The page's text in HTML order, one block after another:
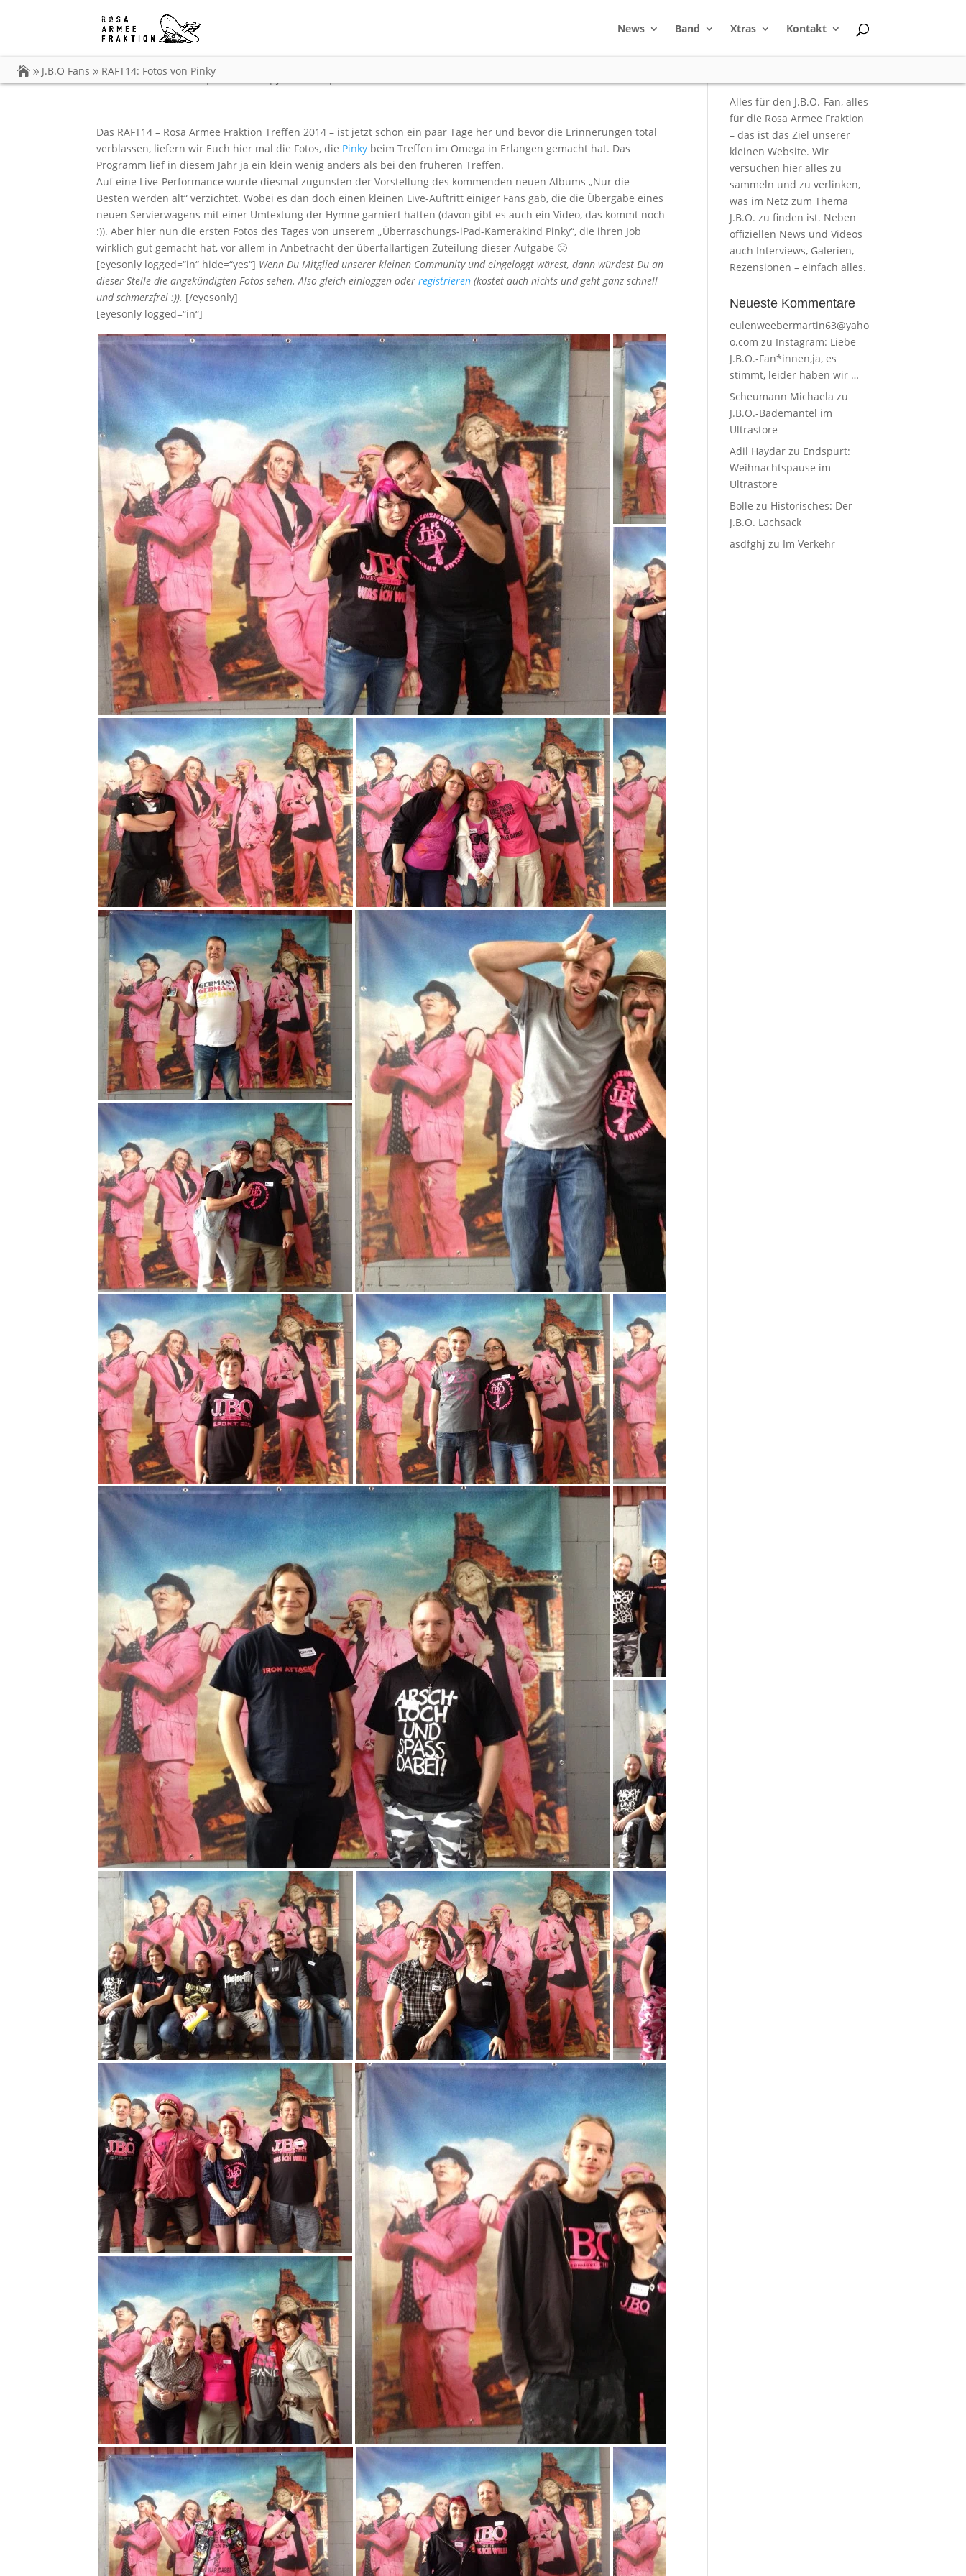
News Band Xtras Kontakt
J.B.O Fans RAFT14: Fotos von Pinky
RAFT14: Fotos von Pinky
von Carsten Dobschat|06.07.2014
Das RAFT14 – Rosa Armee Fraktion Treffen 2014 – ist jetzt schon ein paar Tage her und bevor die Erinnerungen total
verblassen, liefern wir Euch hier mal die Fotos, die Pinky beim Treffen im Omega in Erlangen gemacht hat. Das
Programm lief in diesem Jahr ja ein klein wenig anders als bei den früheren Treffen.
Auf eine Live-Performance wurde diesmal zugunsten der Vorstellung des kommenden neuen Albums „Nur die
Besten werden alt“ verzichtet. Wobei es dan doch einen kleinen Live-Auftritt einiger Fans gab, die die Übergabe eines
neuen Servierwagens mit einer Umtextung der Hymne garniert hatten (davon gibt es auch ein Video, das kommt noch
:)). Aber hier nun die ersten Fotos des Tages von unserem „Überraschungs-iPad-Kamerakind Pinky“, die ihren Job
wirklich gut gemacht hat, vor allem in Anbetracht der überfallartigen Zuteilung dieser Aufgabe 🙂
[eyesonly logged=“in“ hide=“yes“] Wenn Du Mitglied unserer kleinen Community und eingeloggt wärest, dann würdest Du an
dieser Stelle die angekündigten Fotos sehen. Also gleich einloggen oderregistrieren (kostet auch nichts und geht ganz schnell
und schmerzfrei :)). [/eyesonly]
[eyesonly logged=“in“]
Alles für den J.B.O.-Fan, alles
für die Rosa Armee Fraktion
– das ist das Ziel unserer
kleinen Website. Wir
versuchen hier alles zu
sammeln und zu verlinken,
was im Netz zum Thema
J.B.O. zu finden ist. Neben
offiziellen News und Videos
auch Interviews, Galerien,
Rezensionen – einfach alles.
Neueste Kommentare
eulenweebermartin63@yaho
o.com zu Instagram: Liebe
J.B.O.-Fan*innen,ja, es
stimmt, leider haben wir …
Scheumann Michaela zu
J.B.O.-Bademantel im
Ultrastore
Adil Haydar zu Endspurt:
Weihnachtspause im
Ultrastore
Bolle zu Historisches: Der
J.B.O. Lachsack
asdfghj zu Im Verkehr